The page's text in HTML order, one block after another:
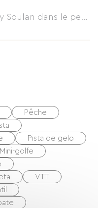
Soulan dans le petit
(rangements)
)
(armoire)
1x80 (placard)
Pêche
Pista de gelo
Mini-golfe
VTT